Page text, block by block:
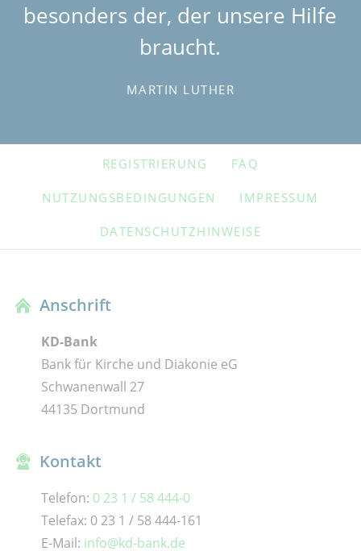
besonders der, der unsere Hilfe
braucht.
MARTIN LUTHER
NAVIGATION
REGISTRIERUNG FAQ
NUTZUNGSBEDINGUNGEN IMPRESSUM
DATENSCHUTZHINWEISE
Anschrift
KD-Bank
Bank für Kirche und Diakonie eG
Schwanenwall 27
44135 Dortmund
Kontakt
Telefon: 0 23 1 / 58 444-0
Telefax: 0 23 1 / 58 444-161
E-Mail: info@kd-bank.de